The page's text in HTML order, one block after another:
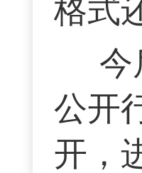
格式
今
公开
开，